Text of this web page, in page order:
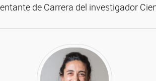
de Carrera del investigador